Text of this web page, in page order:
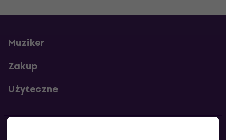
Muziker
Zakup
Użyteczne